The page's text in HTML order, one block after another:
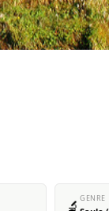
🔬 GENRE